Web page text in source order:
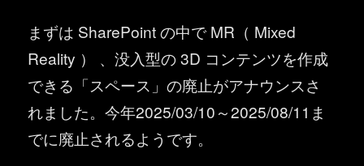
まずは SharePoint の中で MR（ Mixed
Reality ） 、没入型の 3D コンテンツを作成
できる「スペース」の廃止がアナウンスさ
れました。今年2025/03/10～2025/08/11ま
でに廃止されるようです。